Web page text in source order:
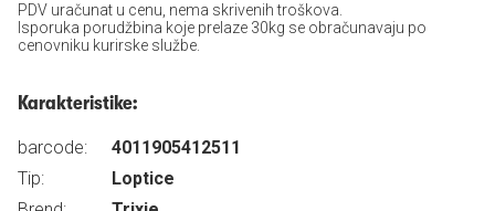
PDV uračunat u cenu, nema skrivenih troškova.
Isporuka porudžbina koje prelaze 30kg se obračunavaju po
cenovniku kurirske službe.
Karakteristike:
barcode:
4011905412511
Tip:
Loptice